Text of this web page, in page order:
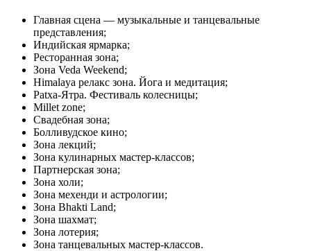
Главная сцена — музыкальные и танцевальные
представления;
Индийская ярмарка;
Ресторанная зона;
Зона Veda Weekend;
Himalaya релакс зона. Йога и медитация;
Рatxa-Ятра. Фестиваль колесницы;
Millet zone;
Свадебная зона;
Болливудское кино;
Зона лекций;
Зона кулинарных мастер-классов;
Партнерская зона;
Зона холи;
Зона мехенди и астрологии;
Зона Bhakti Land;
Зона шахмат;
Зона лотерия;
Зона танцевальных мастер-классов.